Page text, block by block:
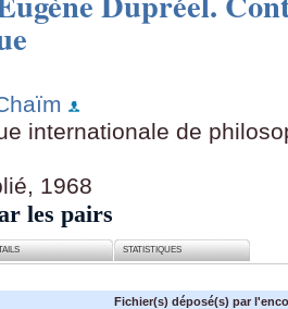
internationale de
1968
les pairs
STATISTIQUES
Fichier(s) déposé(s) par